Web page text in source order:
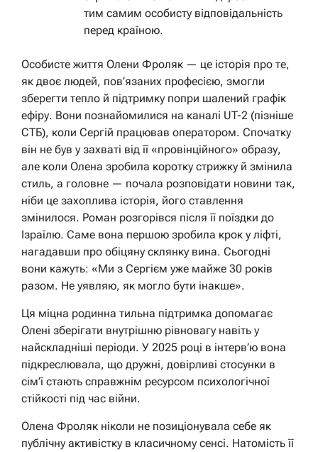
тим самим особисту відповідальність
перед країною.
Особисте життя Олени Фроляк — це історія про те,
як двоє людей, пов’язаних професією, змогли
зберегти тепло й підтримку попри шалений графік
ефіру. Вони познайомилися на каналі UT-2 (пізніше
СТБ), коли Сергій працював оператором. Спочатку
він не був у захваті від її «провінційного» образу,
але коли Олена зробила коротку стрижку й змінила
стиль, а головне — почала розповідати новини так,
ніби це захоплива історія, його ставлення
змінилося. Роман розгорівся після її поїздки до
Ізраїлю. Саме вона першою зробила крок у ліфті,
нагадавши про обіцяну склянку вина. Сьогодні
вони кажуть: «Ми з Сергієм уже майже 30 років
разом. Не уявляю, як могло бути інакше».
Ця міцна родинна тильна підтримка допомагає
Олені зберігати внутрішню рівновагу навіть у
найскладніші періоди. У 2025 році в інтерв’ю вона
підкреслювала, що дружні, довірливі стосунки в
сім’ї стають справжнім ресурсом психологічної
стійкості під час війни.
Олена Фроляк ніколи не позиціонувала себе як
публічну активістку в класичному сенсі. Натомість її